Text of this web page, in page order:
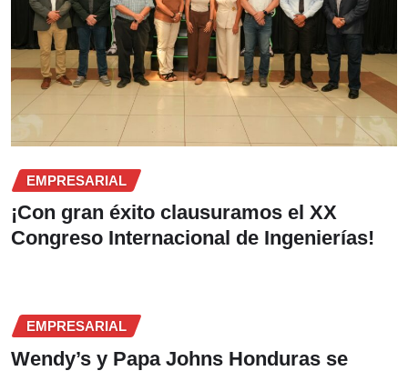
EMPRESARIAL
¡Con gran éxito clausuramos el XX
Congreso Internacional de Ingenierías!
EMPRESARIAL
Wendy’s y Papa Johns Honduras se